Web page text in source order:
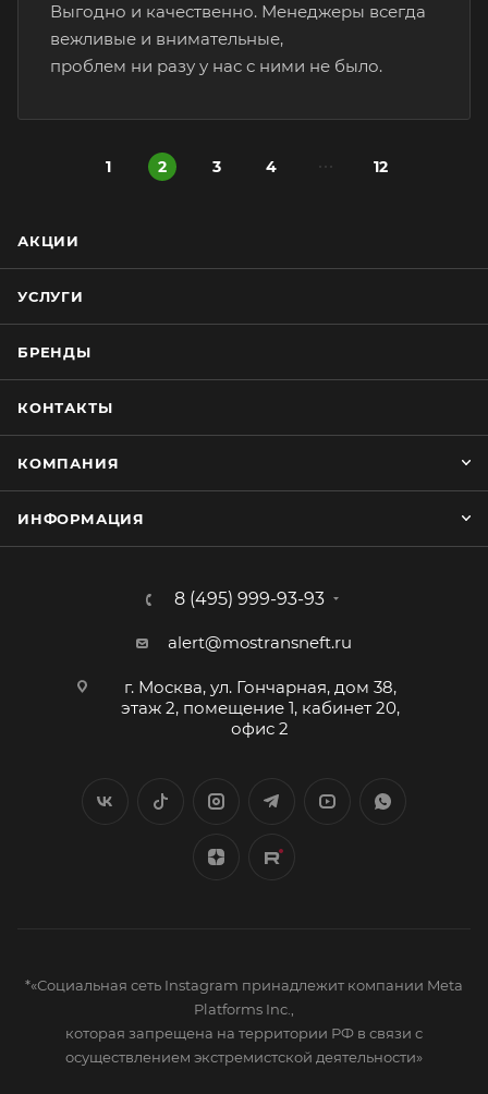
Выгодно и качественно. Менеджеры всегда
вежливые и внимательные,
проблем ни разу у нас с ними не было.
1 2 3 4 12
АКЦИИ
УСЛУГИ
БРЕНДЫ
КОНТАКТЫ
КОМПАНИЯ
ИНФОРМАЦИЯ
8 (495) 999-93-93
alert@mostransneft.ru
г. Москва, ул. Гончарная, дом 38,
этаж 2, помещение 1, кабинет 20,
офис 2
*«Социальная сеть Instagram принадлежит компании Meta
Platforms Inc.,
которая запрещена на территории РФ в связи с
осуществлением экстремистской деятельности»